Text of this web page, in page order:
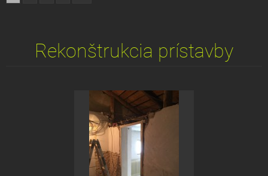
Rekonštrukcia prístavby